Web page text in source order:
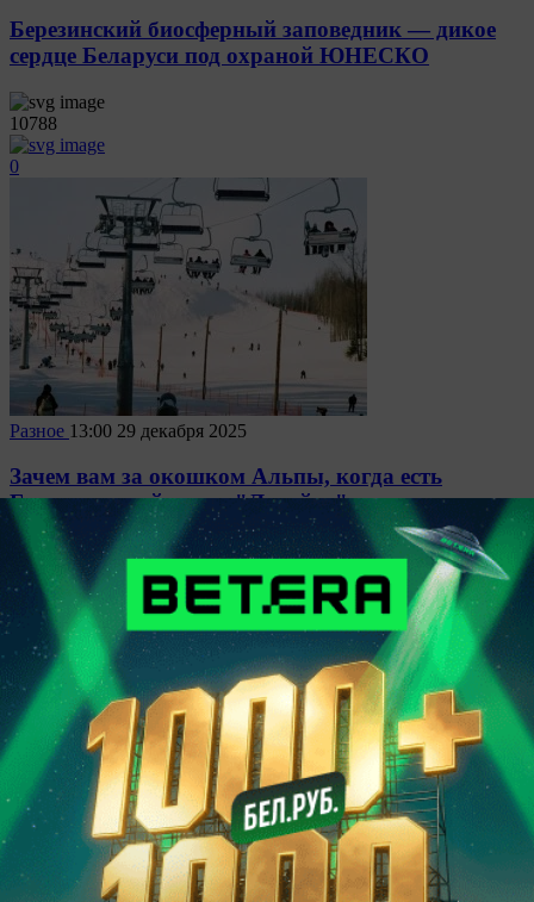
Березинский биосферный заповедник — дикое
сердце Беларуси под охраной ЮНЕСКО
10788
0
Разное 13:00 29 декабря 2025
Зачем вам за окошком Альпы, когда есть
Горнолыжный центр "Логойск"
11214
Разное 13:00 28 декабря 2025